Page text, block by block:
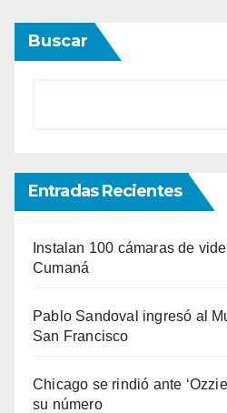
Buscar
Entradas Recientes
Instalan 100 cámaras de
Cumaná
Pablo Sandoval ingresó al
San Francisco
Chicago se rindió ante
su número